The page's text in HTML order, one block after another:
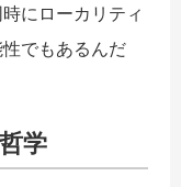
にローカリティ
でもあるんだ
学